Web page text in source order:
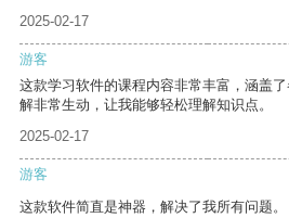
2025-02-17
游客
这款学习软件的课程内容非常丰富，涵盖
解非常生动，让我能够轻松理解知识点。
2025-02-17
游客
这款软件简直是神器，解决了我所有问题。